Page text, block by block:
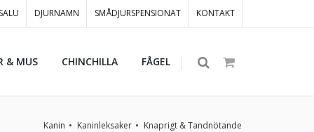
DJURNAMN SMÅDJURSPENSIONAT KONTAKT
& MUS CHINCHILLA FÅGEL
Kanin Kaninleksaker Knaprigt & Tandnötande